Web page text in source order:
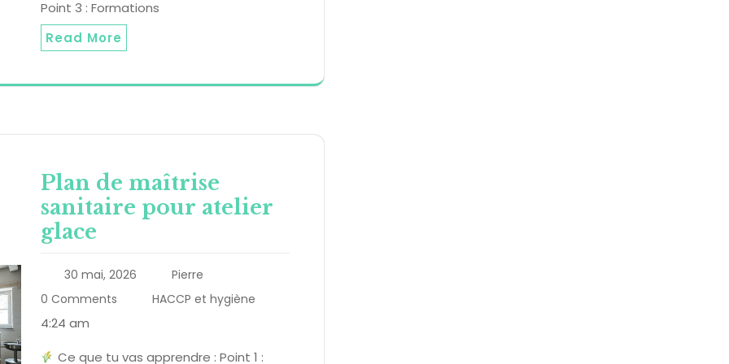
Point 3 : Formations
Read More
Plan de maîtrise
sanitaire pour atelier
glace
30 mai, 2026
Pierre
0 Comments
HACCP et hygiène
4:24 am
Ce que tu vas apprendre : Point 1 :